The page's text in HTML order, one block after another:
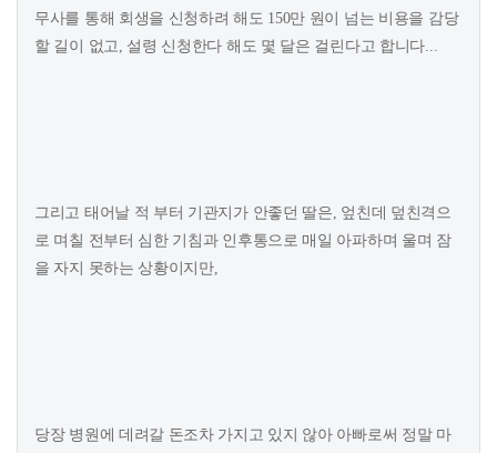
무사를 통해 회생을 신청하려 해도 150만 원이 넘는 비용을 감당
할 길이 없고, 설령 신청한다 해도 몇 달은 걸린다고 합니다...
그리고 태어날 적 부터 기관지가 안좋던 딸은, 엎친데 덮친격으
로 며칠 전부터 심한 기침과 인후통으로 매일 아파하며 울며 잠
을 자지 못하는 상황이지만,
당장 병원에 데려갈 돈조차 가지고 있지 않아 아빠로써 정말 마